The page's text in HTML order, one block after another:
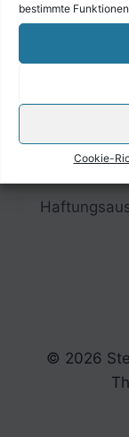
bestimmte
Cookie-
© 2026